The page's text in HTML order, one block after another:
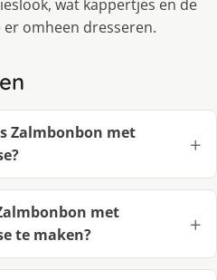
wat kappertjes en de
omheen dresseren.
Zalmbonbon met
met
te maken?